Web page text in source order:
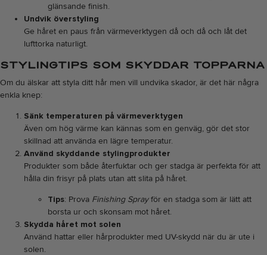
glänsande finish.
Undvik överstyling
Ge håret en paus från värmeverktygen då och då och låt det
lufttorka naturligt.
STYLINGTIPS SOM SKYDDAR TOPPARNA
Om du älskar att styla ditt hår men vill undvika skador, är det här några
enkla knep:
Sänk temperaturen på värmeverktygen
Även om hög värme kan kännas som en genväg, gör det stor
skillnad att använda en lägre temperatur.
Använd skyddande stylingprodukter
Produkter som både återfuktar och ger stadga är perfekta för att
hålla din frisyr på plats utan att slita på håret.
Tips: Prova Finishing Sprayför en stadga som är lätt att
borsta ur och skonsam mot håret.
Skydda håret mot solen
Använd hattar eller hårprodukter med UV-skydd när du är ute i
solen.